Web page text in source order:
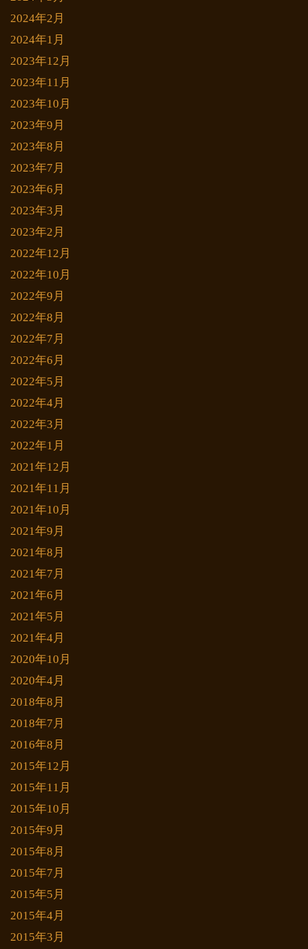
2024年2月
2024年1月
2023年12月
2023年11月
2023年10月
2023年9月
2023年8月
2023年7月
2023年6月
2023年3月
2023年2月
2022年12月
2022年10月
2022年9月
2022年8月
2022年7月
2022年6月
2022年5月
2022年4月
2022年3月
2022年1月
2021年12月
2021年11月
2021年10月
2021年9月
2021年8月
2021年7月
2021年6月
2021年5月
2021年4月
2020年10月
2020年4月
2018年8月
2018年7月
2016年8月
2015年12月
2015年11月
2015年10月
2015年9月
2015年8月
2015年7月
2015年5月
2015年4月
2015年3月